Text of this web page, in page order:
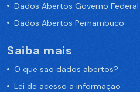
Dados Abertos Governo Federal
Dados Abertos Pernambuco
Saiba mais
O que são dados abertos?
Lei de acesso a informação